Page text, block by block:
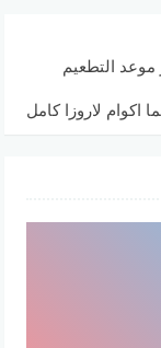
موعد التطعيم